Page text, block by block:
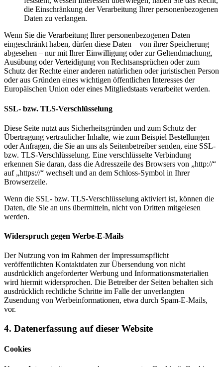
die Einschränkung der Verarbeitung Ihrer personenbezogenen
Daten zu verlangen.
Wenn Sie die Verarbeitung Ihrer personenbezogenen Daten
eingeschränkt haben, dürfen diese Daten – von ihrer Speicherung
abgesehen – nur mit Ihrer Einwilligung oder zur Geltendmachung,
Ausübung oder Verteidigung von Rechtsansprüchen oder zum
Schutz der Rechte einer anderen natürlichen oder juristischen Person
oder aus Gründen eines wichtigen öffentlichen Interesses der
Europäischen Union oder eines Mitgliedstaats verarbeitet werden.
SSL- bzw. TLS-Verschlüsselung
Diese Seite nutzt aus Sicherheitsgründen und zum Schutz der
Übertragung vertraulicher Inhalte, wie zum Beispiel Bestellungen
oder Anfragen, die Sie an uns als Seitenbetreiber senden, eine SSL-
bzw. TLS-Verschlüsselung. Eine verschlüsselte Verbindung
erkennen Sie daran, dass die Adresszeile des Browsers von „http://“
auf „https://“ wechselt und an dem Schloss-Symbol in Ihrer
Browserzeile.
Wenn die SSL- bzw. TLS-Verschlüsselung aktiviert ist, können die
Daten, die Sie an uns übermitteln, nicht von Dritten mitgelesen
werden.
Widerspruch gegen Werbe-E-Mails
Der Nutzung von im Rahmen der Impressumspflicht
veröffentlichten Kontaktdaten zur Übersendung von nicht
ausdrücklich angeforderter Werbung und Informationsmaterialien
wird hiermit widersprochen. Die Betreiber der Seiten behalten sich
ausdrücklich rechtliche Schritte im Falle der unverlangten
Zusendung von Werbeinformationen, etwa durch Spam-E-Mails,
vor.
4. Datenerfassung auf dieser Website
Cookies